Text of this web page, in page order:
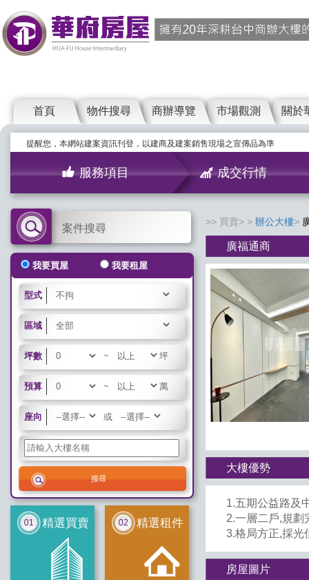
首頁 物件搜尋 商辦導覽 市場觀測 關於
提醒您，本網站建案資訊刊登，以建商及建案銷售現場之宣傳品為準
服務項目 成交行情
案件搜尋
我要買屋 我要租屋
型式
區域
坪數 ~ 坪
預算 ~ 萬
座向 或
精選買賣 精選租件
買賣> 辦公大樓
廣福通商
大樓優勢
1.五期公益路及
2.一層二戶,規劃
3.格局方正,採光
房屋圖片